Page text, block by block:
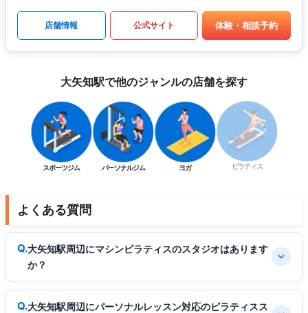
店舗情報 公式サイト 体験・相談予約
大矢知駅で他のジャンルの店舗を探す
スポーツジム パーソナルジム ヨガ ピラティス
よくある質問
大矢知駅周辺にマシンピラティスのスタジオはあります
か？
大矢知駅周辺にパーソナルレッスン対応のピラティスス